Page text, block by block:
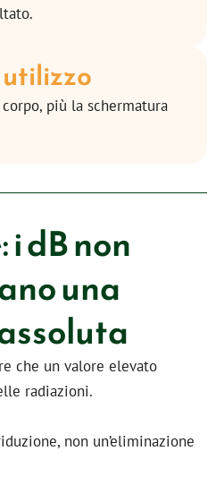
più la schermatura
dB non
una
che un valore elevato
radiazioni.
non un’eliminazione